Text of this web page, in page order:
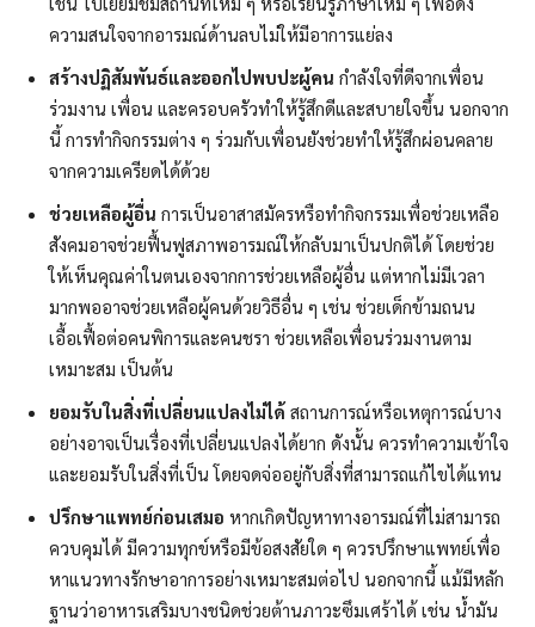
ความสนใจจากอารมณ์ด้านลบไม่ให้มีอาการแย่ลง
สร้างปฏิสัมพันธ์และออกไปพบปะผู้คน กำลังใจที่ดีจากเพื่อน
ร่วมงาน เพื่อน และครอบครัวทำให้รู้สึกดีและสบายใจขึ้น นอกจาก
นี้ การทำกิจกรรมต่าง ๆ ร่วมกับเพื่อนยังช่วยทำให้รู้สึกผ่อนคลาย
จากความเครียดได้ด้วย
ช่วยเหลือผู้อื่น การเป็นอาสาสมัครหรือทำกิจกรรมเพื่อช่วยเหลือ
สังคมอาจช่วยฟื้นฟูสภาพอารมณ์ให้กลับมาเป็นปกติได้ โดยช่วย
ให้เห็นคุณค่าในตนเองจากการช่วยเหลือผู้อื่น แต่หากไม่มีเวลา
มากพออาจช่วยเหลือผู้คนด้วยวิธีอื่น ๆ เช่น ช่วยเด็กข้ามถนน
เอื้อเฟื้อต่อคนพิการและคนชรา ช่วยเหลือเพื่อนร่วมงานตาม
เหมาะสม เป็นต้น
ยอมรับในสิ่งที่เปลี่ยนแปลงไม่ได้ สถานการณ์หรือเหตุการณ์บาง
อย่างอาจเป็นเรื่องที่เปลี่ยนแปลงได้ยาก ดังนั้น ควรทำความเข้าใจ
และยอมรับในสิ่งที่เป็น โดยจดจ่ออยู่กับสิ่งที่สามารถแก้ไขได้แทน
ปรึกษาแพทย์ก่อนเสมอ หากเกิดปัญหาทางอารมณ์ที่ไม่สามารถ
ควบคุมได้ มีความทุกข์หรือมีข้อสงสัยใด ๆ ควรปรึกษาแพทย์เพื่อ
หาแนวทางรักษาอาการอย่างเหมาะสมต่อไป นอกจากนี้ แม้มีหลัก
ฐานว่าอาหารเสริมบางชนิดช่วยต้านภาวะซึมเศร้าได้ เช่น น้ำมัน